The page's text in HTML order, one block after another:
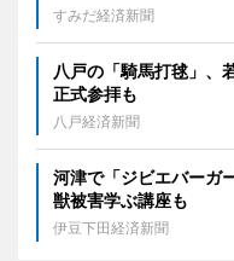
すみだ経済新聞
八戸の「騎馬打毬」
正式参拝も
八戸経済新聞
河津で「ジビエバー
獣被害学ぶ講座も
伊豆下田経済新聞